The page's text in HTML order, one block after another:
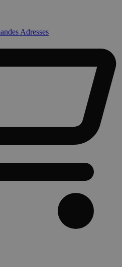
Adresses